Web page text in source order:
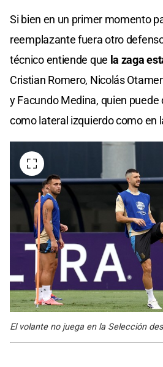
Si bien en un primer momento
reemplazante fuera otro
técnico entiende que la zaga
Cristian Romero, Nicolás
y Facundo Medina, quien
como lateral izquierdo como en
El volante no juega en la Selección